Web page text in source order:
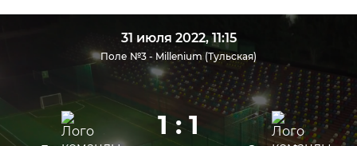
31 июля 2022, 11:15
Поле №3 - Millenium (Тульская)
1 : 1